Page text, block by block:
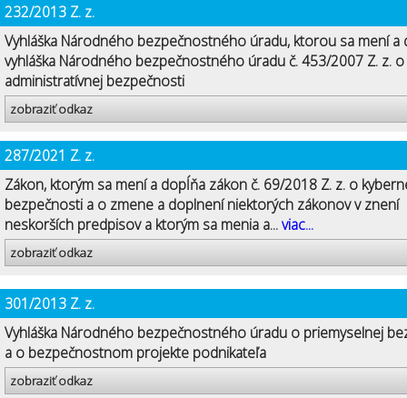
232/2013 Z. z.
Vyhláška Národného bezpečnostného úradu, ktorou sa mení a
vyhláška Národného bezpečnostného úradu č. 453/2007 Z. z. o
administratívnej bezpečnosti
zobraziť odkaz
287/2021 Z. z.
Zákon, ktorým sa mení a dopĺňa zákon č. 69/2018 Z. z. o
bezpečnosti a o zmene a doplnení niektorých zákonov v znení
neskorších predpisov a ktorým sa menia a...viac...
zobraziť odkaz
301/2013 Z. z.
Vyhláška Národného bezpečnostného úradu o priemyselnej
a o bezpečnostnom projekte podnikateľa
zobraziť odkaz